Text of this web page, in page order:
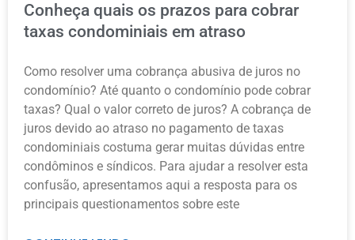
Conheça quais os prazos para cobrar
taxas condominiais em atraso
Como resolver uma cobrança abusiva de juros no
condomínio? Até quanto o condomínio pode cobrar
taxas? Qual o valor correto de juros? A cobrança de
juros devido ao atraso no pagamento de taxas
condominiais costuma gerar muitas dúvidas entre
condôminos e síndicos. Para ajudar a resolver esta
confusão, apresentamos aqui a resposta para os
principais questionamentos sobre este